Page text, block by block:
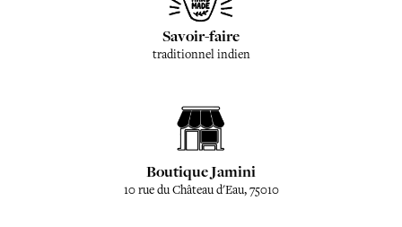
Savoir-faire
traditionnel indien
Boutique Jamini
10 rue du Château d'Eau, 75010